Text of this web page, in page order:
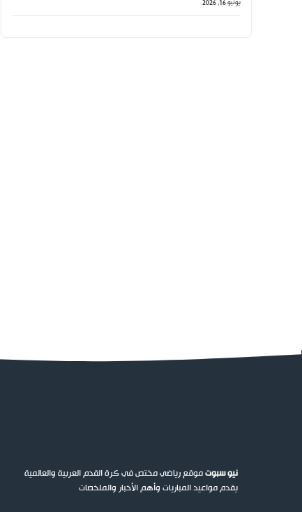
يونيو 16, 2026
نيو سبوتموقع رياضي مختص في كرة القدم العربية والعالمية
يقدم مواعيد المباريات وأهم الأخبار والملخصات